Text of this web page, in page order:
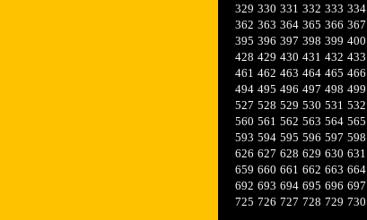
329 330 331 332 333 334
362 363 364 365 366 367
395 396 397 398 399 400
428 429 430 431 432 433
461 462 463 464 465 466
494 495 496 497 498 499
527 528 529 530 531 532
560 561 562 563 564 565
593 594 595 596 597 598
626 627 628 629 630 631
659 660 661 662 663 664
692 693 694 695 696 697
725 726 727 728 729 730